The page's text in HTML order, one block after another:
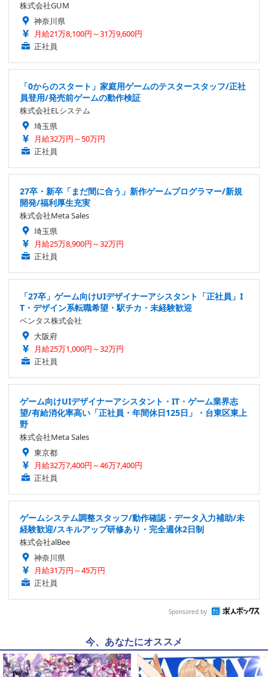
株式会社GUM
神奈川県
月給21万8,100円～31万9,600円
正社員
「0からのスタート」家庭用ゲームのテスタースタッフ/正社
員登用/発売前ゲームの動作検証
株式会社ELシステム
埼玉県
月給32万円～50万円
正社員
27卒・新卒「まだ間に合う」新作ゲームプログラマー/新規
開発/福利厚生充実
株式会社Meta Sales
埼玉県
月給25万8,900円～32万円
正社員
「27卒」ゲーム向けUIデザイナーアシスタント「正社員」I
T・デザイン系転職希望・駅チカ・未経験歓迎
ベンタス株式会社
大阪府
月給25万1,000円～32万円
正社員
ゲーム向けUIデザイナーアシスタント・IT・ゲーム業界志
望/有給消化率高い「正社員・年間休日125日」・台東区東上
野
株式会社Meta Sales
東京都
月給32万7,400円～46万7,400円
正社員
ゲームシステム調整スタッフ/動作確認・データ入力補助/未
経験歓迎/スキルアップ研修あり・完全週休2日制
株式会社alBee
神奈川県
月給31万円～45万円
正社員
Sponsored by
今、あなたにオススメ